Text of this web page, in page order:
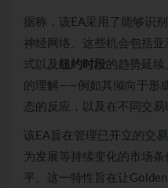
据称，该EA采用了能够识
神经网络。这些机会包括
式以及 纽约时段的趋势延
的理解——例如其倾向于形
态的反应，以及在不同交易
该EA旨在管理已开立的交
为发展等持续变化的市场
平。这一特性旨在让